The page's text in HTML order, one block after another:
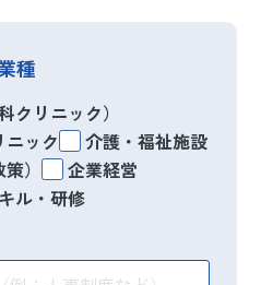
種
クリニック）
ック
介護・福祉施設
）
企業経営
ル・研修